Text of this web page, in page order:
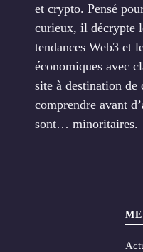
et crypto. Pensé
curieux, il décrypte
tendances Web3 et
économiques avec
site à destination de
comprendre avant
sont… minoritaires.